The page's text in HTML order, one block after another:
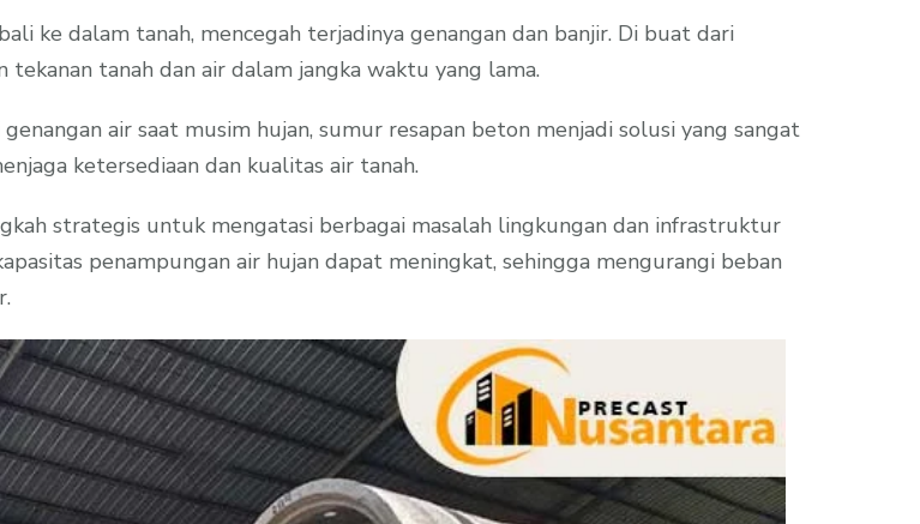
ke dalam tanah, mencegah terjadinya genangan dan banjir. Di buat dari
tanah dan air dalam jangka waktu yang lama.
air saat musim hujan, sumur resapan beton menjadi solusi yang sangat
ketersediaan dan kualitas air tanah.
strategis untuk mengatasi berbagai masalah lingkungan dan infrastruktur
penampungan air hujan dapat meningkat, sehingga mengurangi beban